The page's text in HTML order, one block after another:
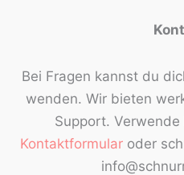
Bei Fragen kannst du
wenden. Wir bieten
Support.
Kontaktformular oder